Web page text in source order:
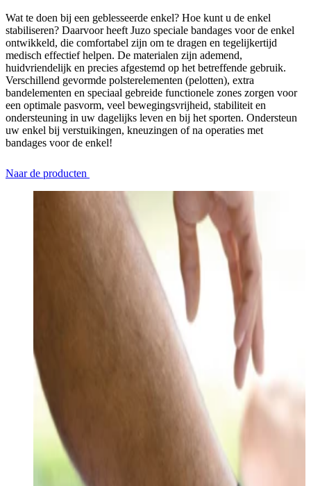
Wat te doen bij een geblesseerde enkel? Hoe kunt u de enkel
stabiliseren? Daarvoor heeft Juzo speciale bandages voor de enkel
ontwikkeld, die comfortabel zijn om te dragen en tegelijkertijd
medisch effectief helpen. De materialen zijn ademend,
huidvriendelijk en precies afgestemd op het betreffende gebruik.
Verschillend gevormde polsterelementen (pelotten), extra
bandelementen en speciaal gebreide functionele zones zorgen voor
een optimale pasvorm, veel bewegingsvrijheid, stabiliteit en
ondersteuning in uw dagelijks leven en bij het sporten. Ondersteun
uw enkel bij verstuikingen, kneuzingen of na operaties met
bandages voor de enkel!
Naar de producten